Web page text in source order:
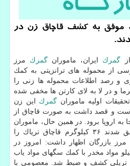
موفق به كشف قاچاق زن در
گمرك ایران، ماموران گمرك مرز
از محموله های ترانزیتی به كمك
و رصد اطلاعات محموله ها زنی را
و در لا به لای كارتن ها مخفی شده
اولیه ماموران گمرك این زن
و قصد داشت به صورت قاچاق از
به اروپا برود. در همین حال، ماموران
مرز بازرگان هم موفق شدند ۳۶ كیلوگرم قاچاق تریاك را
مرز بازرگان اظهار داشت: امروز در
كیلو مواد مخدر با كمك سگهای مواد یاب
تریلی كشف و ضبط شد. معصومی با